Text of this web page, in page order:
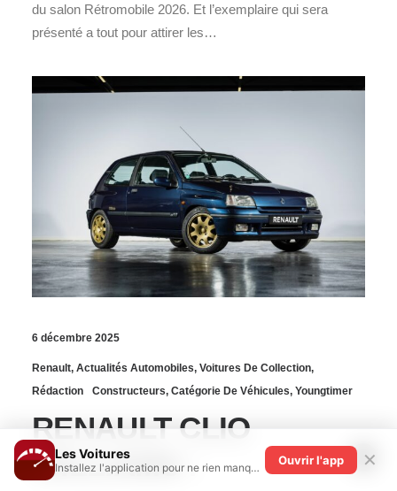
du salon Rétromobile 2026. Et l’exemplaire qui sera
présenté a tout pour attirer les…
6 décembre 2025
Renault, Actualités Automobiles, Voitures De Collection,
Rédaction
Constructeurs, Catégorie De Véhicules, Youngtimer
RENAULT CLIO
WILLIAMS :
Les Voitures
Installez l'application pour ne rien manquer !
Ouvrir l'app ✕